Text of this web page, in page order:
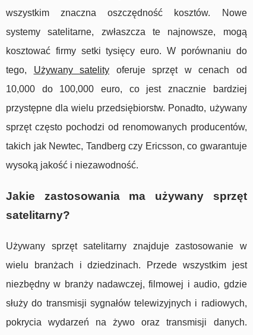
wszystkim znaczna oszczędność kosztów. Nowe
systemy satelitarne, zwłaszcza te najnowsze, mogą
kosztować firmy setki tysięcy euro. W porównaniu do
tego, Używany satelity oferuje sprzęt w cenach od
10,000 do 100,000 euro, co jest znacznie bardziej
przystępne dla wielu przedsiębiorstw. Ponadto, używany
sprzęt często pochodzi od renomowanych producentów,
takich jak Newtec, Tandberg czy Ericsson, co gwarantuje
wysoką jakość i niezawodność.
Jakie zastosowania ma używany sprzęt
satelitarny?
Używany sprzęt satelitarny znajduje zastosowanie w
wielu branżach i dziedzinach. Przede wszystkim jest
niezbędny w branży nadawczej, filmowej i audio, gdzie
służy do transmisji sygnałów telewizyjnych i radiowych,
pokrycia wydarzeń na żywo oraz transmisji danych.